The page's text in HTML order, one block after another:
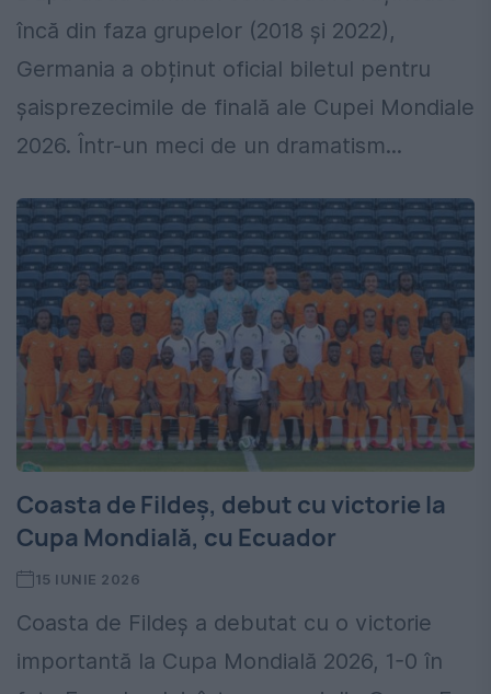
încă din faza grupelor (2018 și 2022),
Germania a obținut oficial biletul pentru
șaisprezecimile de finală ale Cupei Mondiale
2026. Într-un meci de un dramatism...
Coasta de Fildeș, debut cu victorie la
Cupa Mondială, cu Ecuador
15 IUNIE 2026
Coasta de Fildeș a debutat cu o victorie
importantă la Cupa Mondială 2026, 1-0 în